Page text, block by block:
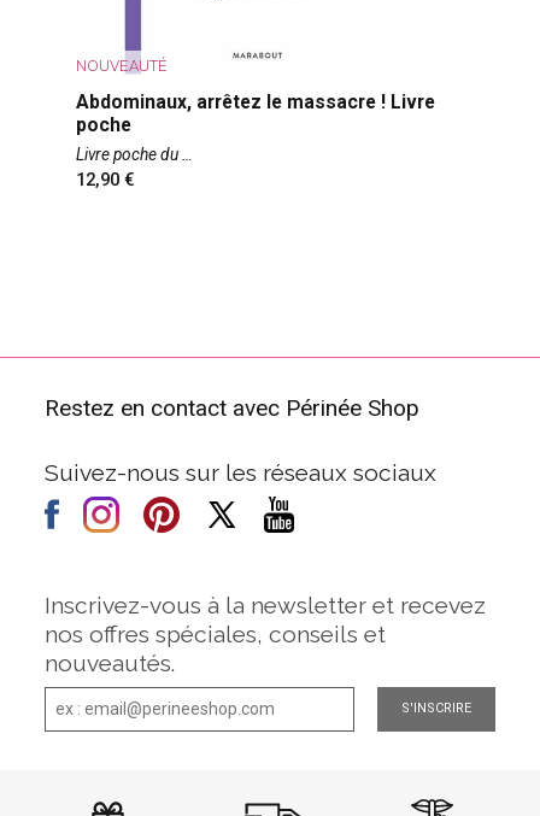
NOUVEAUTÉ
Abdominaux, arrêtez le massacre ! Livre
poche
Livre poche du
12,90
Restez en contact avec Périnée Shop
Suivez-nous sur les réseaux sociaux
Inscrivez-vous à la newsletter et recevez
nos offres spéciales, conseils et
nouveautés.
S'INSCRIRE